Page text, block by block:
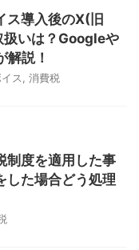
ス導入後のX(旧
いは？Googleや
解説！
ス 消費税
制度を適用した事
した場合どう処理